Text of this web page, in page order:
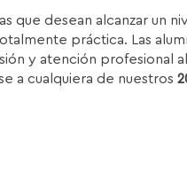
que desean alcanzar un
práctica. Las
y atención profesional
a cualquiera de nuestros